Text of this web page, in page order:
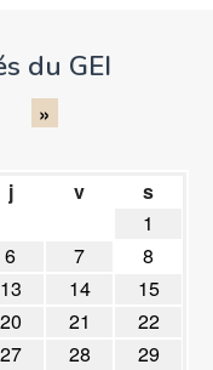
du GEI
»
j v
s
1
6 7
8
13 14
15
20 21
22
27 28
29